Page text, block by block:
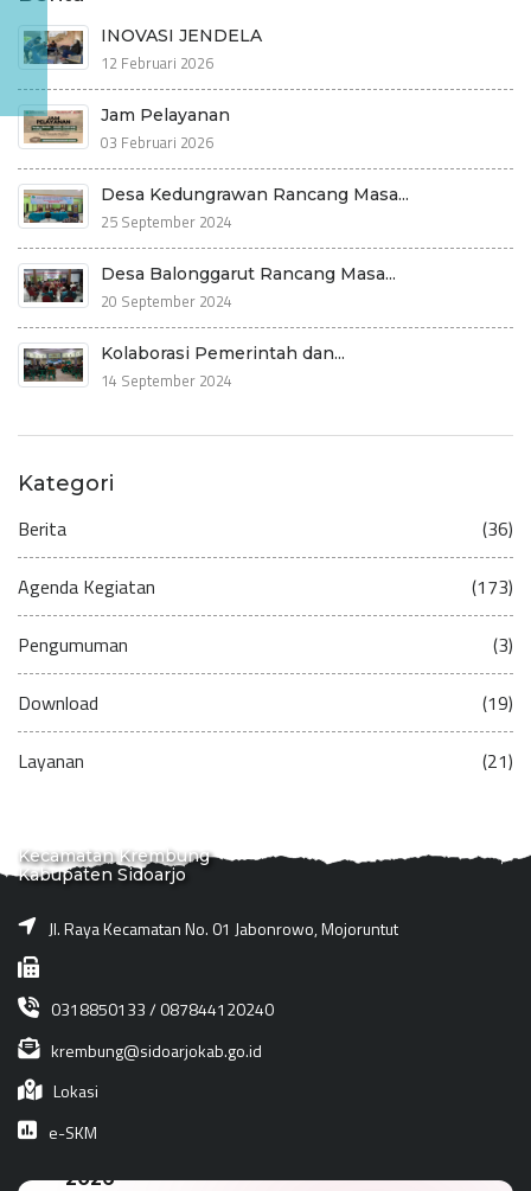
INOVASI JENDELA
12 Februari 2026
Jam Pelayanan
03 Februari 2026
Desa Kedungrawan Rancang Masa...
25 September 2024
Desa Balonggarut Rancang Masa...
20 September 2024
Kolaborasi Pemerintah dan...
14 September 2024
Kategori
Berita (36)
Agenda Kegiatan (173)
Pengumuman (3)
Download (19)
Layanan (21)
Kecamatan Krembung
Kabupaten Sidoarjo
Jl. Raya Kecamatan No. 01 Jabonrowo, Mojoruntut
0318850133 / 087844120240
krembung@sidoarjokab.go.id
Lokasi
e-SKM